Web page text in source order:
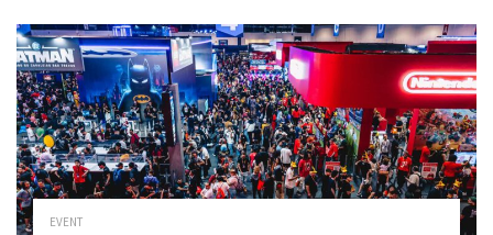
EVENT